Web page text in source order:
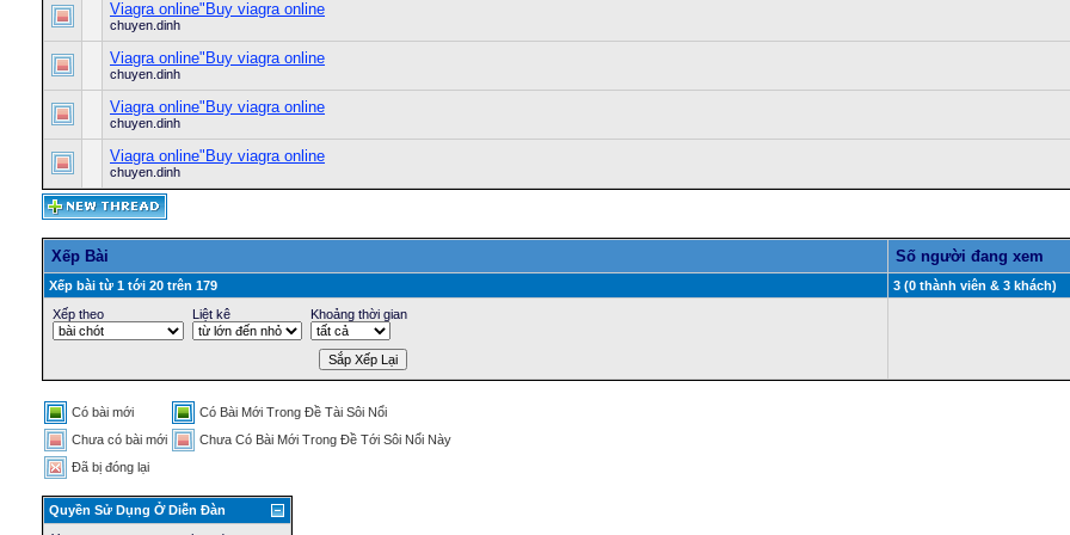
Viagra online"Buy viagra online
chuyen.dinh
Viagra online"Buy viagra online
chuyen.dinh
Viagra online"Buy viagra online
chuyen.dinh
Viagra online"Buy viagra online
chuyen.dinh
Xếp Bài Số người đang xem
Xếp bài từ 1 tới 20 trên 179
3 (0 thành viên & 3 khách)
Xếp theo
Liệt kê Khoảng thời gian
Có bài mới
Có Bài Mới Trong Ðề Tài Sôi Nổi
Chưa có bài mới
Chưa Có Bài Mới Trong Ðề Tới Sôi Nổi Này
Ðã bị đóng lại
Quyền Sử Dụng Ở Diễn Ðàn